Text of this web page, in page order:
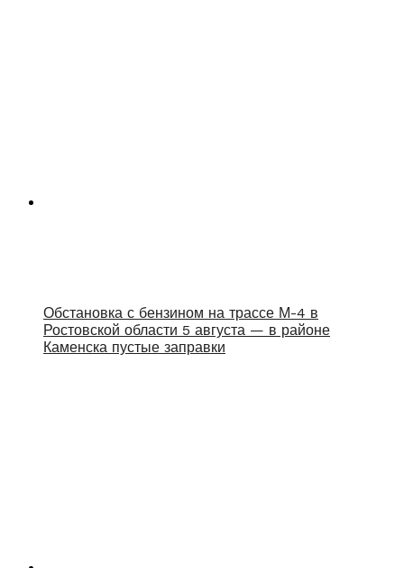
Обстановка с бензином на трассе М-4 в
Ростовской области 5 августа — в районе
Каменска пустые заправки